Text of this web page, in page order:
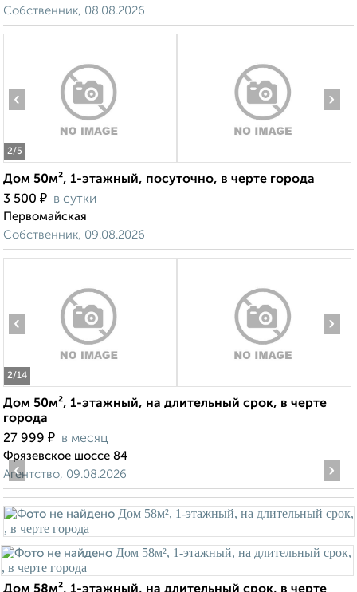
Собственник, 08.08.2026
2/5
‹ ›
Дом 50м², 1-этажный, посуточно, в черте города
3 500 ₽ в сутки
Первомайская
Собственник, 09.08.2026
2/14
‹ ›
Дом 50м², 1-этажный, на длительный срок, в черте
города
27 999 ₽ в месяц
Фрязевское шоссе 84
Агентство, 09.08.2026
‹ ›